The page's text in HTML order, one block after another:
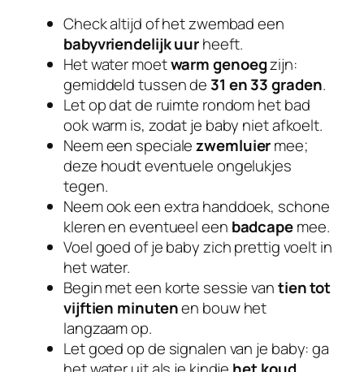
Check altijd of het zwembad een
babyvriendelijk uurheeft.
Het water moetwarm genoegzijn:
gemiddeld tussen de 31 en 33 graden.
Let op dat de ruimte rondom het bad
ook warm is, zodat je baby niet afkoelt.
Neem een specialezwemluiermee;
deze houdt eventuele ongelukjes
tegen.
Neem ook een extra handdoek, schone
kleren en eventueel een badcapemee.
Voel goed of je baby zich prettig voelt in
het water.
Begin met een korte sessie vantien tot
vijftien minutenen bouw het
langzaam op.
Let goed op de signalen van je baby: ga